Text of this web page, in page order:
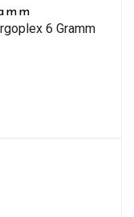
6 Gramm